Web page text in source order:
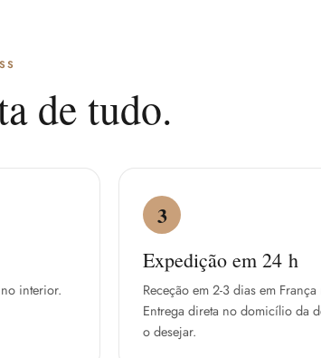
de tudo.
interior.
3
Expedição em 24 h
Receção em 2-3 dias em
Entrega direta no domicílio da
o desejar.